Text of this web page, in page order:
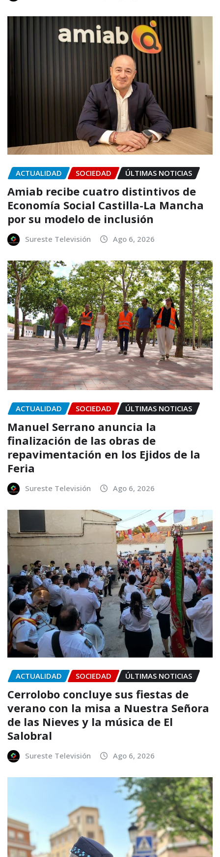
ACTUALIDAD SOCIEDAD ÚLTIMAS NOTICIAS
Amiab recibe cuatro distintivos de
Economía Social Castilla-La Mancha
por su modelo de inclusión
Sureste Televisión Ago 6, 2026
ACTUALIDAD SOCIEDAD ÚLTIMAS NOTICIAS
Manuel Serrano anuncia la
finalización de las obras de
repavimentación en los Ejidos de la
Feria
Sureste Televisión Ago 6, 2026
ACTUALIDAD SOCIEDAD ÚLTIMAS NOTICIAS
Cerrolobo concluye sus fiestas de
verano con la misa a Nuestra Señora
de las Nieves y la música de El
Salobral
Sureste Televisión Ago 6, 2026